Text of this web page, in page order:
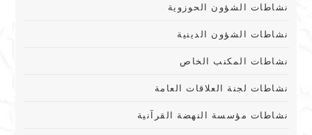
نشاطات الشؤون الحوزوية
نشاطات الشؤون الدينية
نشاطات المكنب الخاص
نشاطات لجنة العلاقات العامة
نشاطات مؤسسة النهضة القرآنية